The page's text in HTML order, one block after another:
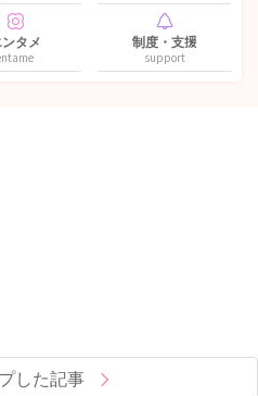
タメ 制度・支援
support
した記事